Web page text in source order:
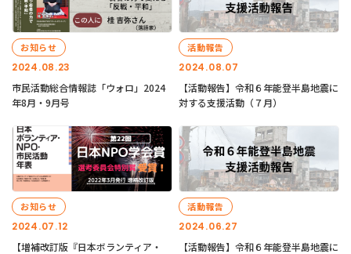
2024.08.23
お知らせ
市民活動総合情報誌「ウォロ」2024
年8月・9月号
2024.08.07
活動報告
【活動報告】令和６年能登半島地震に
対する支援活動（７月）
2024.07.12
お知らせ
【増補改訂版『日本ボランティア・
2024.06.27
活動報告
【活動報告】令和６年能登半島地震に